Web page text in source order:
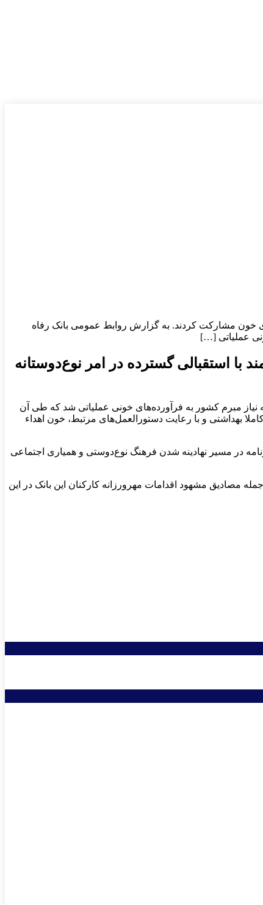
خون مشارکت کردند. به گزارش روابط عمومی بانک رفاه
عملیاتی […]
با استقبالی گسترده در امر نوع‌دوستانه
نیاز مبرم کشور به فرآورده‌های خونی عملیاتی شد که طی آن
محیطی کاملا بهداشتی و با رعایت دستورالعمل‌های مرتبط، خون اهداء
در مسیر نهادینه شدن فرهنگ نوع‌دوستی و همیاری اجتماعی
مشهود اقدامات مهرورزانه کارکنان این بانک در این